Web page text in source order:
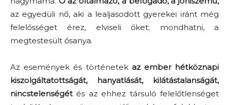
az egyedüli nő, aki a lealjasodott gyerekei iránt még
felelősséget érez, elviseli őket; mondhatni, a
megtestesült ősanya.
Az események és történetek az ember hétköznapi
kiszolgáltatottságát, hanyatlását, kilátástalanságát,
nincstelenségétés az ehhez társuló felelőtlenséget